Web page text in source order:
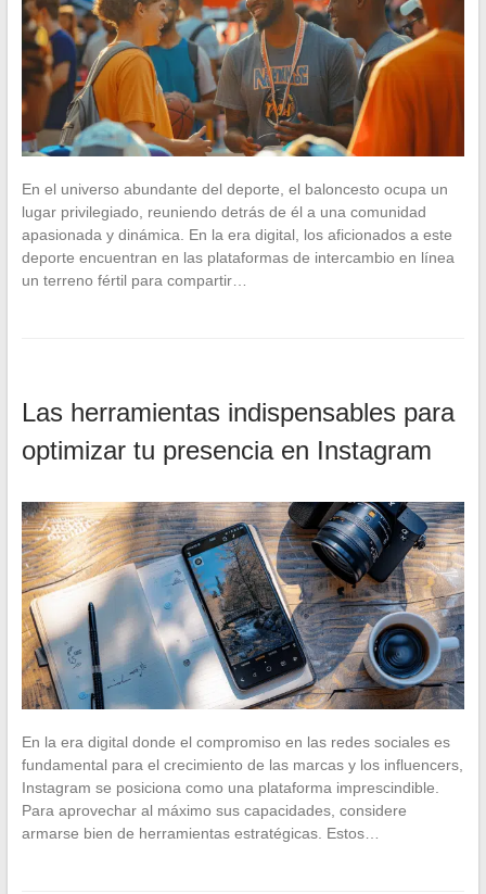
En el universo abundante del deporte, el baloncesto ocupa un
lugar privilegiado, reuniendo detrás de él a una comunidad
apasionada y dinámica. En la era digital, los aficionados a este
deporte encuentran en las plataformas de intercambio en línea
un terreno fértil para compartir…
Las herramientas indispensables para
optimizar tu presencia en Instagram
En la era digital donde el compromiso en las redes sociales es
fundamental para el crecimiento de las marcas y los influencers,
Instagram se posiciona como una plataforma imprescindible.
Para aprovechar al máximo sus capacidades, considere
armarse bien de herramientas estratégicas. Estos…